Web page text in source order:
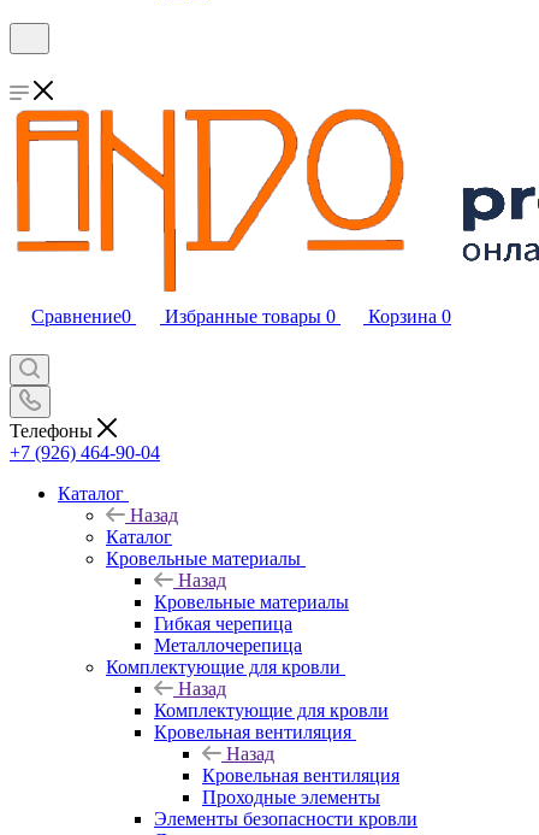
Сравнение0 Избранные товары 0 Корзина 0
Телефоны
+7 (926) 464-90-04
Каталог
Назад
Каталог
Кровельные материалы
Назад
Кровельные материалы
Гибкая черепица
Металлочерепица
Комплектующие для кровли
Назад
Комплектующие для кровли
Кровельная вентиляция
Назад
Кровельная вентиляция
Проходные элементы
Элементы безопасности кровли